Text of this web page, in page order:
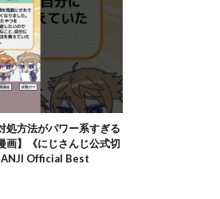
処方法がパワー系すぎる
画】《にじさんじ公式切
Official Best